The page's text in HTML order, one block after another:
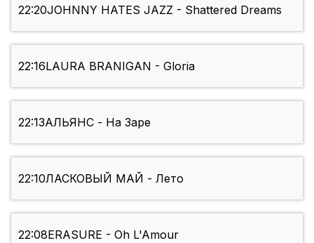
22:20JOHNNY HATES JAZZ - Shattered Dreams
22:16LAURA BRANIGAN - Gloria
22:13АЛЬЯНС - На Заре
22:10ЛАСКОВЫЙ МАЙ - Лето
22:08ERASURE - Oh L'Amour